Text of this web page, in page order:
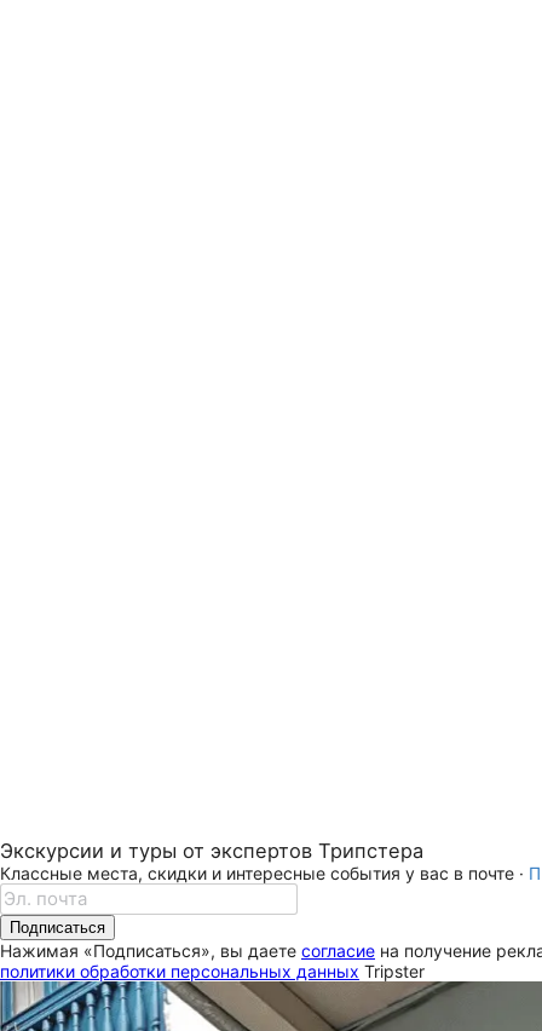
Экскурсии и туры от экспертов Трипстера
Классные места, скидки и интересные события у вас в почте ·
Подписаться
Нажимая «Подписаться», вы даете согласие на получение
политики обработки персональных данных Tripster